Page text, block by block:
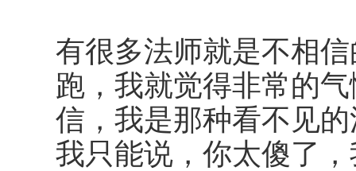
有很多法师就是不相
跑，我就觉得非常的
信，我是那种看不见
我只能说，你太傻了